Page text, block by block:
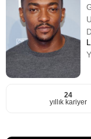
24
yıllık kariyer